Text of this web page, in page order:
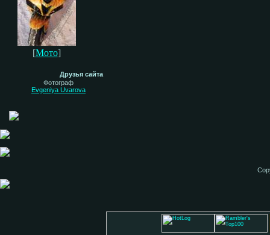
[Мото]
Друзья сайта
Фотограф
Evgeniya Uvarova